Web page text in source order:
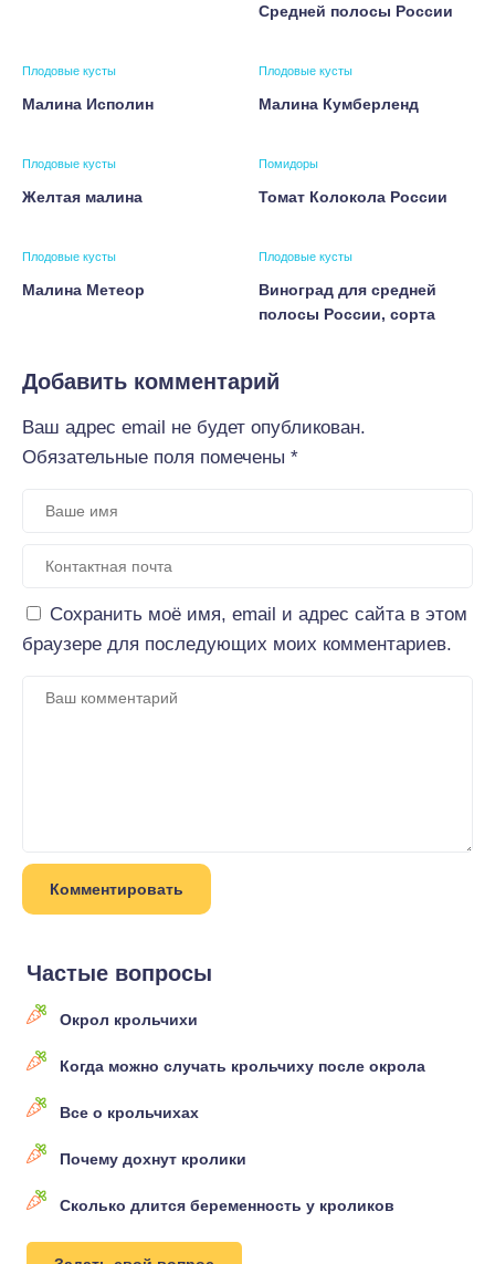
Средней полосы России
Плодовые кусты
Малина Исполин
Плодовые кусты
Малина Кумберленд
Плодовые кусты
Желтая малина
Помидоры
Томат Колокола России
Плодовые кусты
Малина Метеор
Плодовые кусты
Виноград для средней
полосы России, сорта
Добавить комментарий
Ваш адрес email не будет опубликован.
Обязательные поля помечены *
Сохранить моё имя, email и адрес сайта в этом
браузере для последующих моих комментариев.
Частые вопросы
Окрол крольчихи
Когда можно случать крольчиху после окрола
Все о крольчихах
Почему дохнут кролики
Сколько длится беременность у кроликов